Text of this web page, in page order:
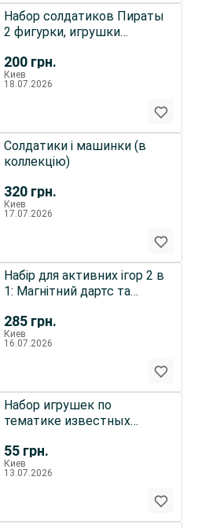
200 грн.
Набор солдатиков Пираты
2 фигурки, игрушки
Киев
18.07.2026
320 грн.
Солдатики і машинки (в
коллекцію)
Киев
17.07.2026
285 грн.
Набір для активних ігор 2 в
1: Магнітний дартс та
Киев
16.07.2026
55 грн.
Набор игрушек по
тематике известных
Киев
13.07.2026